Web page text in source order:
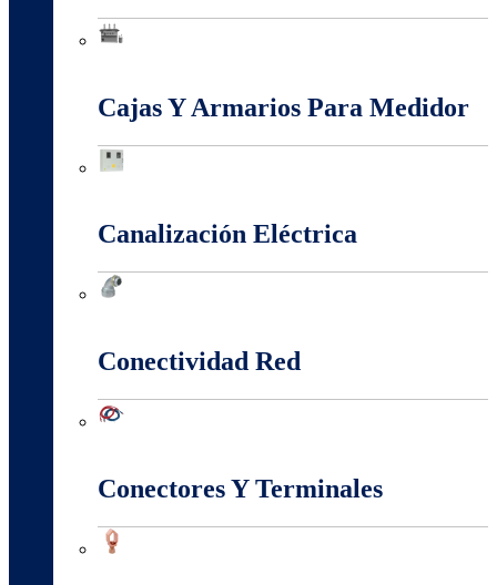
Cajas Y Armarios Para Medidor
Canalización Eléctrica
Conectividad Red
Conectores Y Terminales